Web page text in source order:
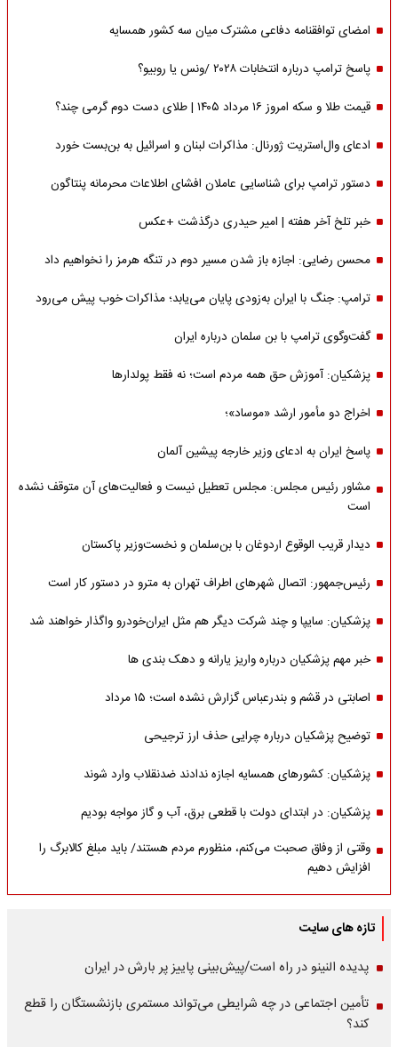
امضای توافقنامه دفاعی مشترک میان سه کشور همسایه
پاسخ ترامپ درباره انتخابات ۲۰۲۸ /ونس یا روبیو؟
قیمت طلا و سکه امروز ۱۶ مرداد ۱۴۰۵ | طلای دست دوم گرمی چند؟
ادعای وال‌استریت ژورنال: مذاکرات لبنان و اسرائیل به بن‌بست خورد
دستور ترامپ برای شناسایی عاملان افشای اطلاعات محرمانه پنتاگون
خبر تلخ آخر هفته | امیر حیدری درگذشت +عکس
محسن رضایی: اجازه باز شدن مسیر دوم در تنگه هرمز را نخواهیم داد
ترامپ: جنگ با ایران به‌زودی پایان می‌یابد؛ مذاکرات خوب پیش می‌رود
گفت‌وگوی ترامپ با بن سلمان درباره ایران
پزشکیان: آموزش حق همه مردم است؛ نه فقط پولدارها
اخراج دو مأمور ارشد «موساد»؛
پاسخ ایران به ادعای وزیر خارجه پیشین آلمان
مشاور رئیس مجلس: مجلس تعطیل نیست و فعالیت‌های آن متوقف نشده
است
دیدار قریب الوقوع اردوغان با بن‌سلمان و نخست‌وزیر پاکستان
رئیس‌جمهور: اتصال شهرهای اطراف تهران به مترو در دستور کار است
پزشکیان: سایپا و چند شرکت دیگر هم مثل ایران‌خودرو واگذار خواهند شد
خبر مهم پزشکیان درباره واریز یارانه و دهک بندی ها
اصابتی در قشم و بندرعباس گزارش نشده است؛ ۱۵ مرداد
توضیح پزشکیان درباره چرایی حذف ارز ترجیحی
پزشکیان: کشورهای همسایه اجازه ندادند ضدنقلاب وارد شوند
پزشکیان: در ابتدای دولت با قطعی برق، آب و گاز مواجه بودیم
وقتی از وفاق صحبت می‌کنم، منظورم مردم هستند/ باید مبلغ کالابرگ را
افزایش دهیم
تازه های سایت
پدیده النینو در راه است/پیش‌بینی پاییز پر بارش در ایران
تأمین اجتماعی در چه شرایطی می‌تواند مستمری بازنشستگان را قطع
کند؟